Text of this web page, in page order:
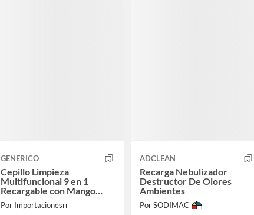
GENERICO
Cepillo Limpieza
Multifuncional 9 en 1
Recargable con Mango
Ajustable
Por Importacionesrr
ADCLEAN
Recarga Nebulizador
Destructor De Olores
Ambientes
Por SODIMAC